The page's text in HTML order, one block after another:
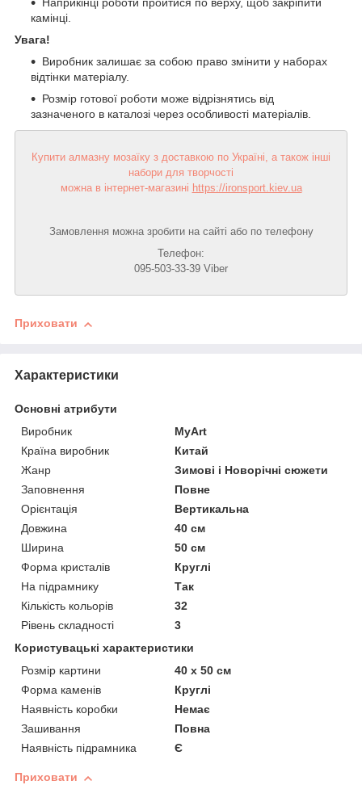
Наприкінці роботи пройтися по верху, щоб закріпити
камінці.
Увага!
Виробник залишає за собою право змінити у наборах
відтінки матеріалу.
Розмір готової роботи може відрізнятись від
зазначеного в каталозі через особливості матеріалів.
Купити алмазну мозаїку з доставкою по Україні, а також інші
набори для творчості
можна в інтернет-магазині https://ironsport.kiev.ua
Замовлення можна зробити на сайті або по телефону
Телефон:
095-503-33-39 Viber
Приховати
Характеристики
Основні атрибути
Виробник
MyArt
Країна виробник
Китай
Жанр
Зимові і Новорічні сюжети
Заповнення
Повне
Орієнтація
Вертикальна
Довжина
40 см
Ширина
50 см
Форма кристалів
Круглі
На підрамнику
Так
Кількість кольорів
32
Рівень складності
3
Користувацькі характеристики
Розмір картини
40 х 50 см
Форма каменів
Круглі
Наявність коробки
Немає
Зашивання
Повна
Наявність підрамника
Є
Приховати